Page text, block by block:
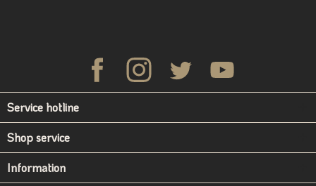
Service hotline
Shop service
Information